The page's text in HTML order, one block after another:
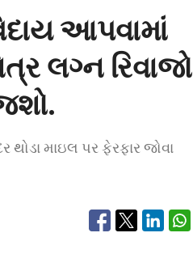
આપવામાં
લગ્ન રિવાજો
થોડા માઇલ પર ફેરફાર જોવા